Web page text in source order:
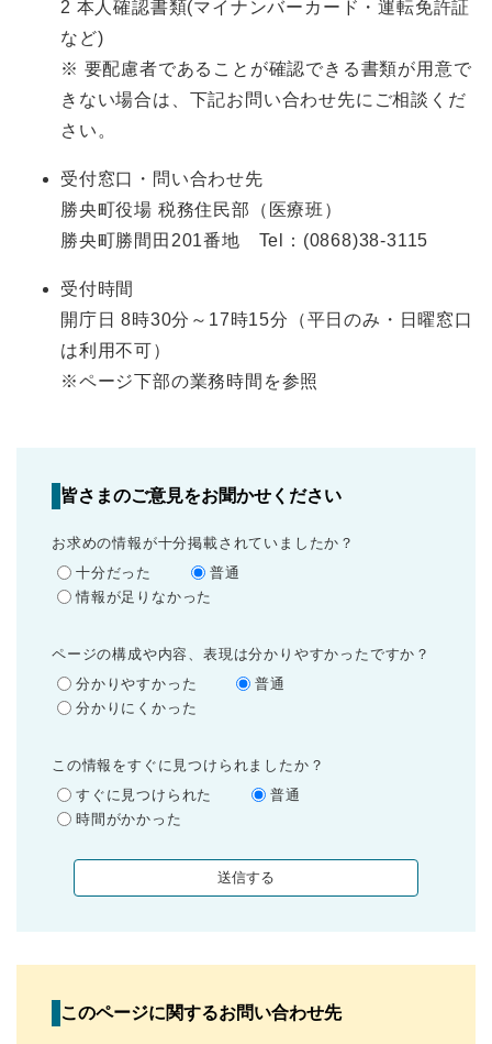
2 本人確認書類(マイナンバーカード・運転免許証
など)
※ 要配慮者であることが確認できる書類が用意で
きない場合は、下記お問い合わせ先にご相談くだ
さい。
受付窓口・問い合わせ先
勝央町役場 税務住民部（医療班）
勝央町勝間田201番地 Tel：(0868)38-3115
受付時間
開庁日 8時30分～17時15分（平日のみ・日曜窓口
は利用不可）
※ページ下部の業務時間を参照
皆さまのご意見をお聞かせください
お求めの情報が十分掲載されていましたか？
十分だった
普通
情報が足りなかった
ページの構成や内容、表現は分かりやすかったですか？
分かりやすかった
普通
分かりにくかった
この情報をすぐに見つけられましたか？
すぐに見つけられた
普通
時間がかかった
このページに関するお問い合わせ先